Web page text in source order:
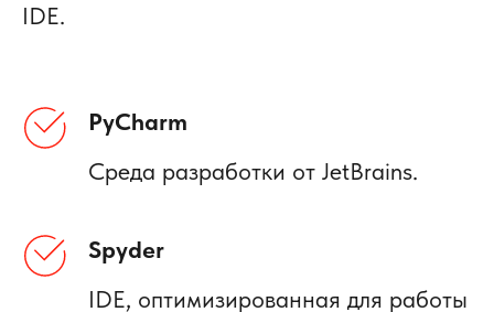
IDE.
PyCharm
Среда разработки от JetBrains.
Spyder
IDE, оптимизированная для работы